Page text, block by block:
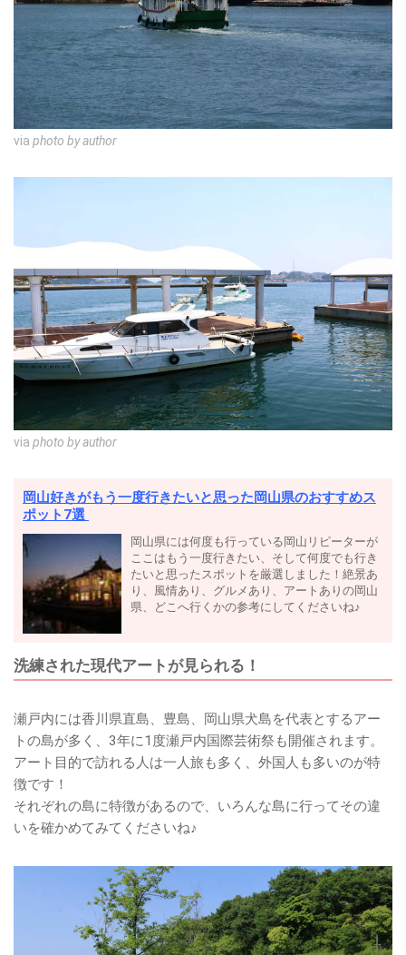
via photo by author
via photo by author
岡山好きがもう一度行きたいと思った岡山県のおすすめス
ポット7選
岡山県には何度も行っている岡山リピーターが
ここはもう一度行きたい、そして何度でも行き
たいと思ったスポットを厳選しました！絶景あ
り、風情あり、グルメあり、アートありの岡山
県、どこへ行くかの参考にしてくださいね♪
洗練された現代アートが見られる！
瀬戸内には香川県直島、豊島、岡山県犬島を代表とするアー
トの島が多く、3年に1度瀬戸内国際芸術祭も開催されます。
アート目的で訪れる人は一人旅も多く、外国人も多いのが特
徴です！
それぞれの島に特徴があるので、いろんな島に行ってその違
いを確かめてみてくださいね♪